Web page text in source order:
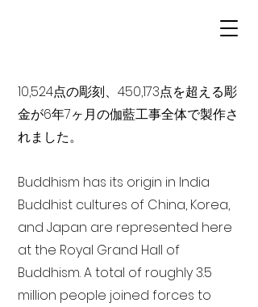
10,524点の彫刻、450,173点を超える彫
金が6年7ヶ月の伽藍工事全体で製作さ
れました。
Buddhism has its origin in India
Buddhist cultures of China, Korea,
and Japan are represented here
at the Royal Grand Hall of
Buddhism. A total of roughly 3.5
million people joined forces to